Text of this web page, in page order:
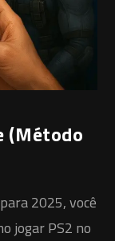
(Método
2025, você
jogar PS2 no